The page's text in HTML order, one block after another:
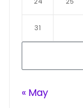
31
« May